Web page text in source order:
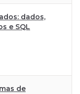
dados,
e SQL
de